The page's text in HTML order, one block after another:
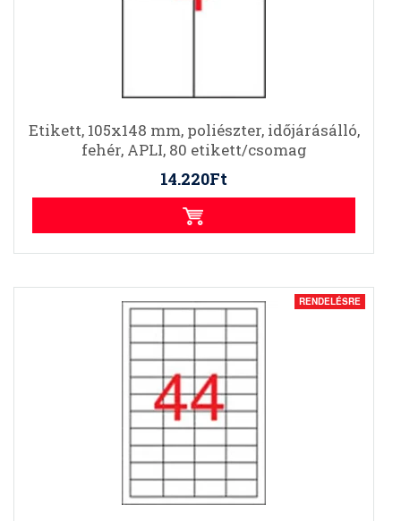
Etikett, 105x148 mm, poliészter, időjárásálló,
fehér, APLI, 80 etikett/csomag
14.220Ft
RENDELÉSRE